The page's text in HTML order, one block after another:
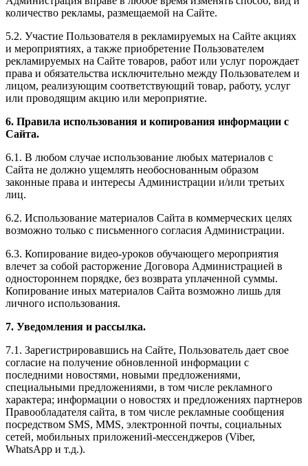
количество рекламы, размещаемой на Сайте.
5.2. Участие Пользователя в рекламируемых на Сайте акциях
и мероприятиях, а также приобретение Пользователем
рекламируемых на Сайте товаров, работ или услуг порождает
права и обязательства исключительно между Пользователем и
лицом, реализующим соответствующий товар, работу, услуг
или проводящим акцию или мероприятие.
6. Правила использования и копирования информации с
Сайта.
6.1. В любом случае использование любых материалов с
Сайта не должно ущемлять необоснованным образом
законные права и интересы Администрации и/или третьих
лиц.
6.2. Использование материалов Сайта в коммерческих целях
возможно только с письменного согласия Администрации.
6.3. Копирование видео-уроков обучающего мероприятия
влечет за собой расторжение Договора Администрацией в
одностороннем порядке, без возврата уплаченной суммы.
Копирование иных материалов Сайта возможно лишь для
личного использования.
7. Уведомления и рассылка.
7.1. Зарегистрировавшись на Сайте, Пользователь дает свое
согласие на получение обновленной информации с
последними новостями, новыми предложениями,
специальными предложениями, в том числе рекламного
характера; информации о новостях и предложениях партнеров
Правообладателя сайта, в том числе рекламные сообщения
посредством SMS, MMS, электронной почты, социальных
сетей, мобильных приложений-мессенджеров (Viber,
WhatsApp и т.д.).